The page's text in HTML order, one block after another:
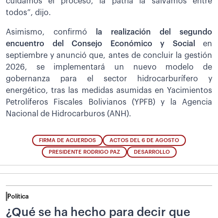
todos”, dijo.
Asimismo, confirmó la realización del segundo
encuentro del Consejo Económico y Social en
septiembre y anunció que, antes de concluir la gestión
2026, se implementará un nuevo modelo de
gobernanza para el sector hidrocarburífero y
energético, tras las medidas asumidas en Yacimientos
Petrolíferos Fiscales Bolivianos (YPFB) y la Agencia
Nacional de Hidrocarburos (ANH).
FIRMA DE ACUERDOS ACTOS DEL 6 DE AGOSTO
PRESIDENTE RODRIGO PAZ DESARROLLO
Política
¿Qué se ha hecho para decir que